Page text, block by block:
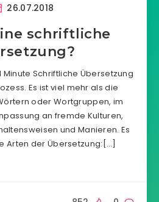
26.07.2018
schriftliche
Minute Schriftliche Übersetzung
Es ist viel mehr als die
oder Wortgruppen, im
an fremde Kulturen,
und Manieren. Es
Arten der Übersetzung:[…]